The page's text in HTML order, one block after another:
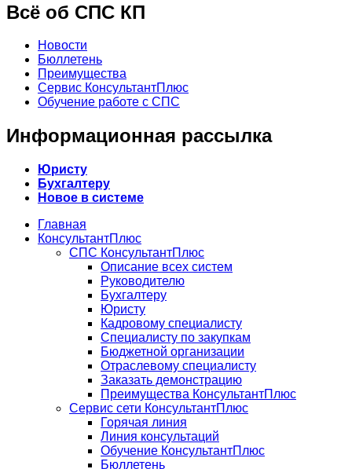
Всё об СПС КП
Новости
Бюллетень
Преимущества
Сервис КонсультантПлюс
Обучение работе с СПС
Информационная рассылка
Юристу
Бухгалтеру
Новое в системе
Главная
КонсультантПлюс
СПС КонсультантПлюс
Описание всех систем
Руководителю
Бухгалтеру
Юристу
Кадровому специалисту
Специалисту по закупкам
Бюджетной организации
Отраслевому специалисту
Заказать демонстрацию
Преимущества КонсультантПлюс
Сервис сети КонсультантПлюс
Горячая линия
Линия консультаций
Обучение КонсультантПлюс
Бюллетень